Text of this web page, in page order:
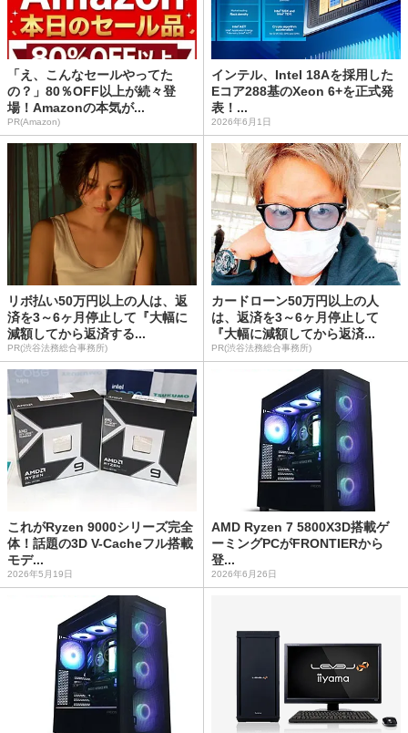
「え、こんなセールやってた
の？」80％OFF以上が続々登
場！Amazonの本気が...
PR(Amazon)
インテル、Intel 18Aを採用した
Eコア288基のXeon 6+を正式発
表！...
2026年6月1日
リボ払い50万円以上の人は、返
済を3～6ヶ月停止して『大幅に
減額してから返済する...
PR(渋谷法務総合事務所)
カードローン50万円以上の人
は、返済を3～6ヶ月停止して
『大幅に減額してから返済...
PR(渋谷法務総合事務所)
これがRyzen 9000シリーズ完全
体！話題の3D V-Cacheフル搭載
モデ...
2026年5月19日
AMD Ryzen 7 5800X3D搭載ゲ
ーミングPCがFRONTIERから
登...
2026年6月26日